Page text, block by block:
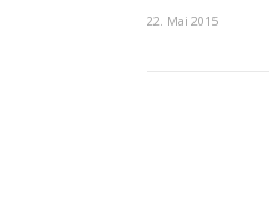
22. Mai 2015